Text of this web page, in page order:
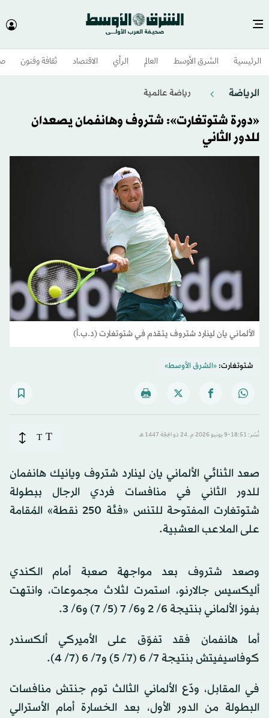
الرئيسية الشرق الأوسط​ العالم الرأي الاقتصاد ثقافة وفنون
الرياضة رياضة عالمية
«دورة شتوتغارت»: شتروف وهانفمان يصعدان
للدور الثاني
الألماني يان لينارد شتروف يتقدم في شتوتغارت (د.ب.أ)
شتوتغارت:«الشرق الأوسط»
نُشر: 18:51-9 يونيو 2026 م ـ 24 ذو الحِجّة 1447 هـ T
T
صعد الثنائي الألماني يان لينارد شتروف ويانيك هانفمان
للدور الثاني في منافسات فردي الرجال ببطولة
شتوتغارت المفتوحة للتنس «فئة 250 نقطة» المُقامة
على الملاعب العشبية.
وصعد شتروف بعد مواجهة صعبة أمام الكندي
أليكسيس جالارنو، استمرت لثلاث مجموعات، وانتهت
بفوز الألماني بنتيجة 6/ 2 و6/ 7 (5/ 7) و6/ 3.
أما هانفمان فقد تفوّق على الأميركي ألكسندر
كوفاسيفيتش بنتيجة 7/ 6 (7/ 5) و7/ 6 (7/ 4).
في المقابل، ودّع الألماني الثالث توم جنتش منافسات
البطولة من الدور الأول، بعد الخسارة أمام الأسترالي